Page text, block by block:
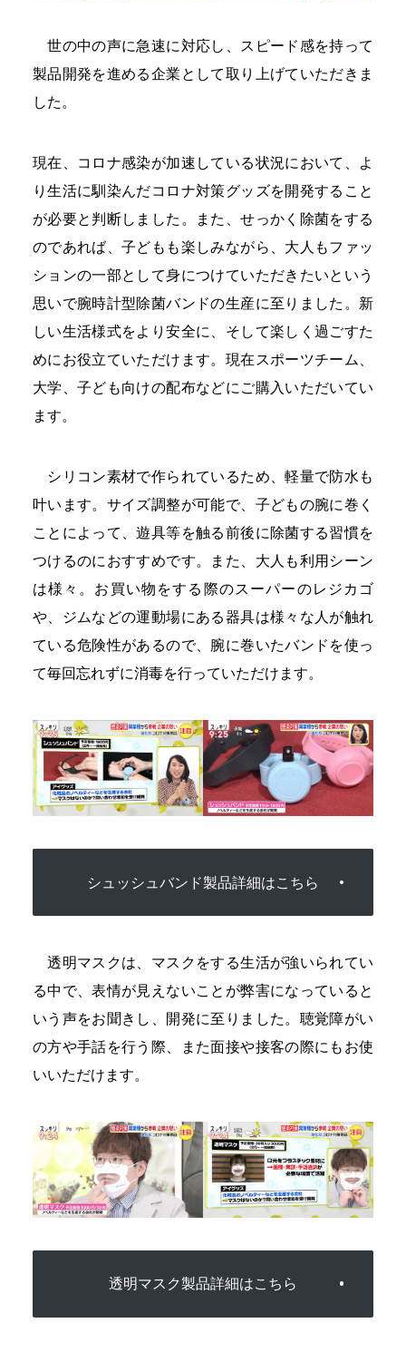
世の中の声に急速に対応し、スピード感を持って
製品開発を進める企業として取り上げていただきま
した。
現在、コロナ感染が加速している状況において、よ
り生活に馴染んだコロナ対策グッズを開発すること
が必要と判断しました。また、せっかく除菌をする
のであれば、子どもも楽しみながら、大人もファッ
ションの一部として身につけていただきたいという
思いで腕時計型除菌バンドの生産に至りました。新
しい生活様式をより安全に、そして楽しく過ごすた
めにお役立ていただけます。現在スポーツチーム、
大学、子ども向けの配布などにご購入いただいてい
ます。
シリコン素材で作られているため、軽量で防水も
叶います。サイズ調整が可能で、子どもの腕に巻く
ことによって、遊具等を触る前後に除菌する習慣を
つけるのにおすすめです。また、大人も利用シーン
は様々。お買い物をする際のスーパーのレジカゴ
や、ジムなどの運動場にある器具は様々な人が触れ
ている危険性があるので、腕に巻いたバンドを使っ
て毎回忘れずに消毒を行っていただけます。
シュッシュバンド製品詳細はこちら
透明マスクは、マスクをする生活が強いられてい
る中で、表情が見えないことが弊害になっていると
いう声をお聞きし、開発に至りました。聴覚障がい
の方や手話を行う際、また面接や接客の際にもお使
いいただけます。
透明マスク製品詳細はこちら